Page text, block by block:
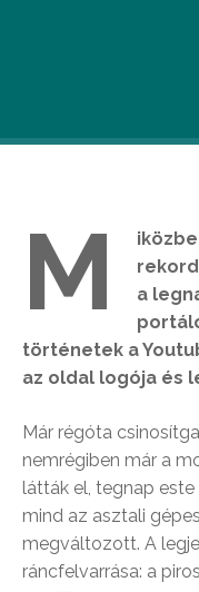
M
a
történetek a
az oldal logója és
Már régóta
nemrégiben már a
látták el, tegnap
mind az asztali
megváltozott. A
ráncfelvarrása: a